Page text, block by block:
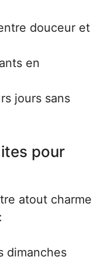
douceur et
en
jours sans
pour
atout charme
dimanches